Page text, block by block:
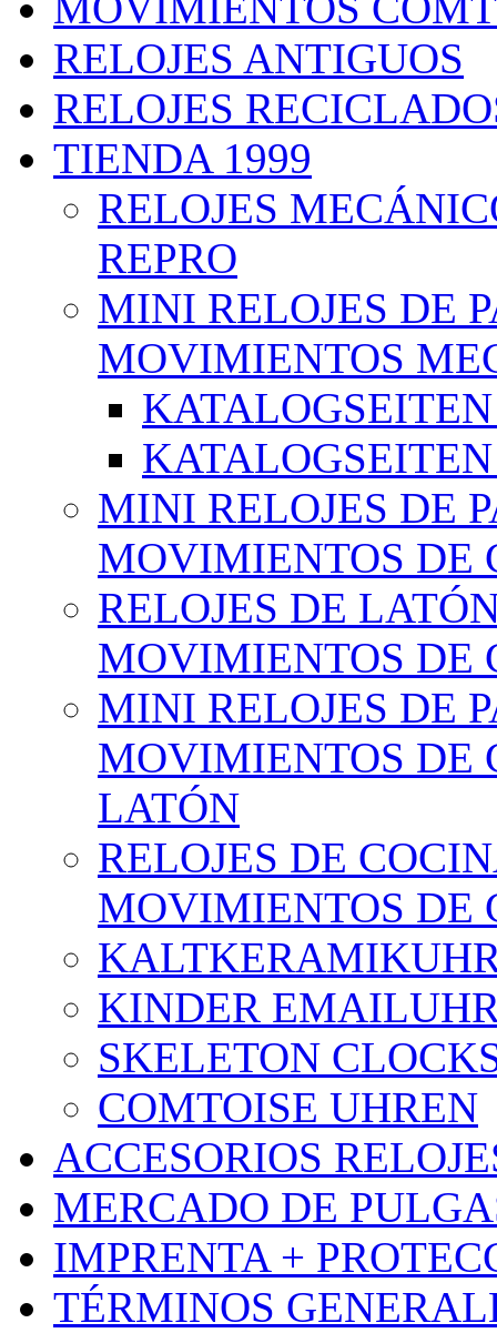
RELOJES ANTIGUOS
RELOJES
TIENDA 1999
RELOJES
REPRO
MINI RELOJES DE
MOVIMIENTOS
MINI RELOJES DE
MOVIMIENTOS DE
RELOJES DE
MOVIMIENTOS DE
MINI RELOJES DE
MOVIMIENTOS DE
LATÓN
RELOJES DE
MOVIMIENTOS DE
KINDER
SKELETON
COMTOISE UHREN
ACCESORIOS
MERCADO DE
IMPRENTA +
TÉRMINOS